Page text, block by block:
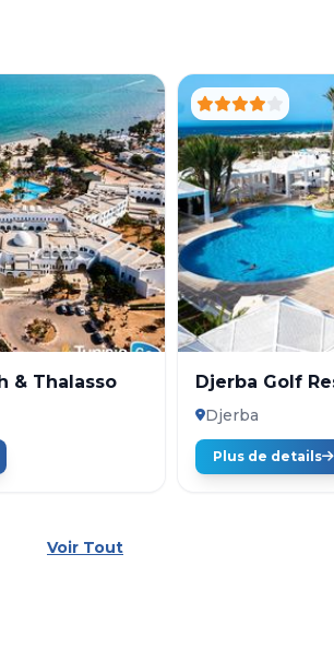
& Thalasso Djerba Golf
Djerba
Plus de details
Voir Tout